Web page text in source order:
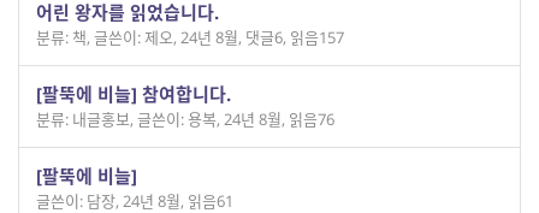
어린 왕자를 읽었습니다.
분류: 책, 글쓴이: 제오, 24년 8월, 댓글6, 읽음157
[팔뚝에 비늘] 참여합니다.
분류: 내글홍보, 글쓴이: 용복, 24년 8월, 읽음76
[팔뚝에 비늘]
글쓴이: 담장, 24년 8월, 읽음61